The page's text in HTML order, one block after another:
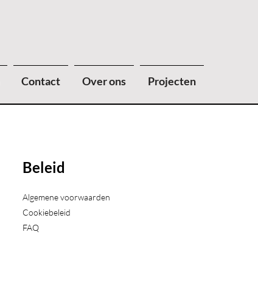
Contact Over ons Projecten
Beleid
Algemene voorwaarden
Cookiebeleid
FAQ